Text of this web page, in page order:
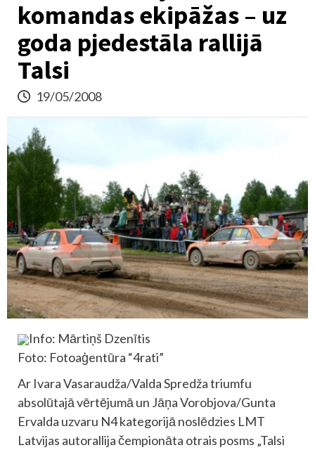
komandas ekipāžas – uz
goda pjedestāla rallijā
Talsi
19/05/2008
Info: Mārtiņš Dzenītis
Foto: Fotoaģentūra “4rati”
Ar Ivara Vasaraudža/Valda Spredža triumfu
absolūtajā vērtējumā un Jāņa Vorobjova/Gunta
Ervalda uzvaru N4 kategorijā noslēdzies LMT
Latvijas autorallija čempionāta otrais posms „Talsi